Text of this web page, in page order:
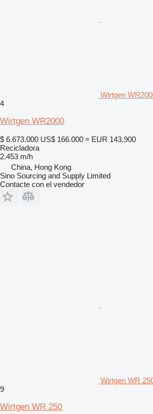
Wirtgen
4
Wirtgen WR2000
$ 6.673.000 US$ 166.000 ≈ EUR 143.900
Recicladora
2.453 m/h
China, Hong Kong
Sino Sourcing and Supply Limited
Contacte con el vendedor
Wirtgen WR
9
Wirtgen WR 250